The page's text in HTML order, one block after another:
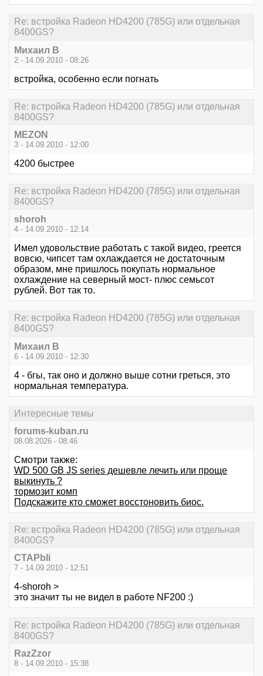
Re: встройка Radeon HD4200 (785G) или отдельная
8400GS?
Михаил В
2 - 14.09.2010 - 08:26
встройка, особенно если погнать
Re: встройка Radeon HD4200 (785G) или отдельная
8400GS?
MEZON
3 - 14.09.2010 - 12:00
4200 быстрее
Re: встройка Radeon HD4200 (785G) или отдельная
8400GS?
shoroh
4 - 14.09.2010 - 12:14
Имел удовольствие работать с такой видео, греется
вовсю, чипсет там охлаждается не достаточным
образом, мне пришлось покупать нормальное
охлаждение на северный мост- плюс семьсот
рублей. Вот так то.
Re: встройка Radeon HD4200 (785G) или отдельная
8400GS?
Михаил В
6 - 14.09.2010 - 12:30
4 - бгы, так оно и должно выше сотни греться, это
нормальная температура.
Интересные темы
forums-kuban.ru
08.08.2026 - 08:46
Смотри также:
WD 500 GB JS series дешевле лечить или проще
выкинуть ?
тормозит комп
Подскажите кто сможет восстоновить биос.
Re: встройка Radeon HD4200 (785G) или отдельная
8400GS?
CTAPbIi
7 - 14.09.2010 - 12:51
4-shoroh >
это значит ты не видел в работе NF200 :)
Re: встройка Radeon HD4200 (785G) или отдельная
8400GS?
RazZzor
8 - 14.09.2010 - 15:38